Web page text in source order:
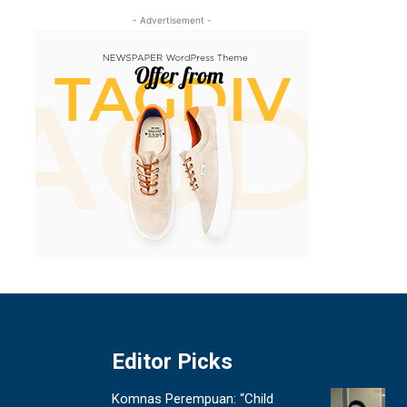
- Advertisement -
Editor Picks
Komnas Perempuan: “Child